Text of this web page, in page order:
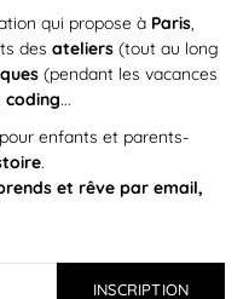
qui propose à Paris,
des ateliers (tout au long
(pendant les vacances
coding...
pour enfants et parents-
.
et rêve par email,